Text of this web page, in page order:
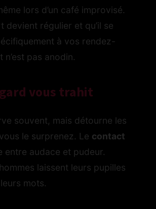
lors d’un café improvisé.
devient régulier et qu’il se
à vos rendez-
n’est pas anodin.
vous trahit
souvent, mais détourne les
le surprenez. Le contact
entre audace et pudeur.
laissent leurs pupilles
mots.